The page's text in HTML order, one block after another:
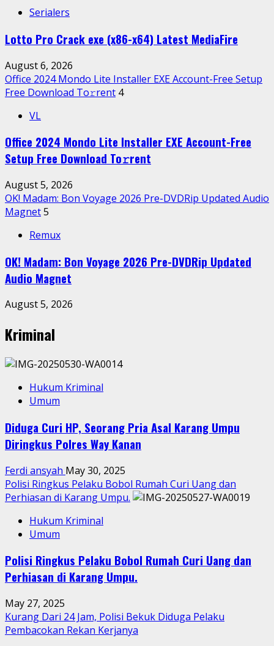
Serialers
Lotto Pro Crack exe (x86-x64) Latest MediaFire
August 6, 2026
Office 2024 Mondo Lite Installer EXE Account-Free Setup
Frее Download To𝚛rent 4
VL
Office 2024 Mondo Lite Installer EXE Account-Free
Setup Frее Download To𝚛rent
August 5, 2026
OK! Madam: Bon Voyage 2026 Pre-DVDRip Updated Audio
Magnet5
Remux
OK! Madam: Bon Voyage 2026 Pre-DVDRip Updated
Audio Magnet
August 5, 2026
Kriminal
Hukum Kriminal
Umum
Diduga Curi HP, Seorang Pria Asal Karang Umpu
Diringkus Polres Way Kanan
Ferdi ansyah May 30, 2025
Polisi Ringkus Pelaku Bobol Rumah Curi Uang dan
Perhiasan di Karang Umpu.
Hukum Kriminal
Umum
Polisi Ringkus Pelaku Bobol Rumah Curi Uang dan
Perhiasan di Karang Umpu.
May 27, 2025
Kurang Dari 24 Jam, Polisi Bekuk Diduga Pelaku
Pembacokan Rekan Kerjanya